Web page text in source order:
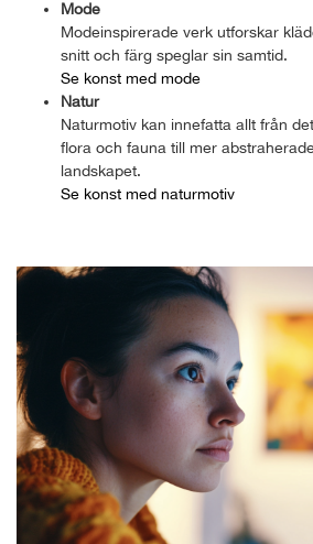
Mode
Modeinspirerade verk utforskar
snitt och färg speglar sin samtid.
Se konst med mode
Natur
Naturmotiv kan innefatta allt från
flora och fauna till mer
landskapet.
Se konst med naturmotiv